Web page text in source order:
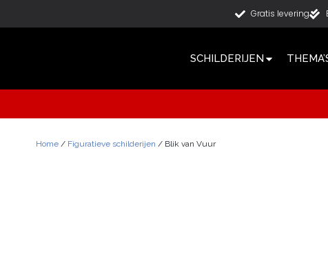
Gratis levering
SCHILDERIJEN
Home / Figuratieve schilderijen / Blik van Vuur